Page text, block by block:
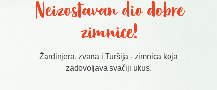
Neizostavan dio dobre
zimnice!
Žardinjera, zvana i Turšija - zimnica koja
zadovoljava svačiji ukus.